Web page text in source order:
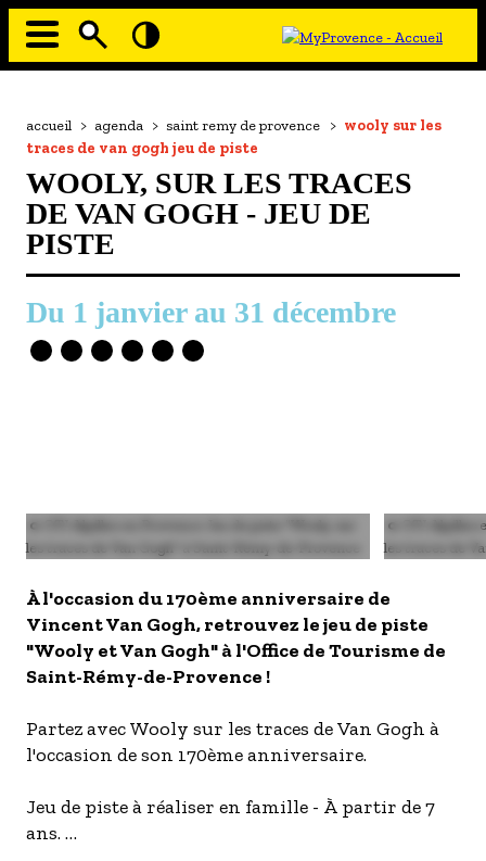
Aller
principale
À MOI LA CULTURE
AU GRAND AIR
PASSEZ À TABLE
SOUS TOUTES LES COUTUMES
TOURISME ET HANDICAP
ENVIE DE BALADE
Fil
d'Ariane
accueil > agenda > saint remy de provence > wooly sur les
traces de van gogh jeu de piste
WOOLY, SUR LES TRACES
DE VAN GOGH - JEU DE
PISTE
1 janvier au 31 décembre
Image
© OTI Alpilles en Provence Jeu de piste "Wooly, sur
les traces de Van Gogh" à Saint-Rémy-de-Provence
Image
© OTI Alpilles
les traces de
À l'occasion du 170ème anniversaire de
Vincent Van Gogh, retrouvez le jeu de piste
"Wooly et Van Gogh" à l'Office de Tourisme de
Saint-Rémy-de-Provence !
Partez avec Wooly sur les traces de Van Gogh à
l'occasion de son 170ème anniversaire.
Jeu de piste à réaliser en famille - À partir de 7
ans.